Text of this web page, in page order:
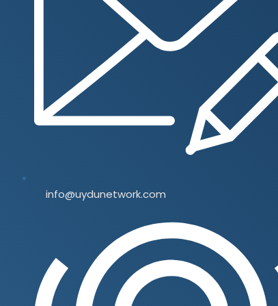
info@uydunetwork.com